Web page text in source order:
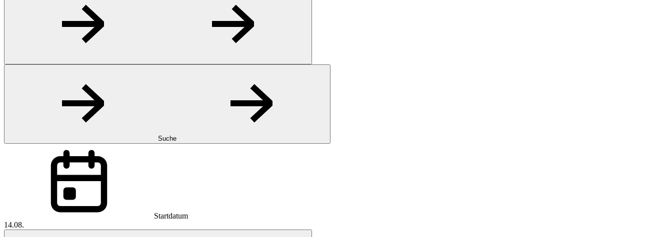
Suche
Startdatum
14.08.